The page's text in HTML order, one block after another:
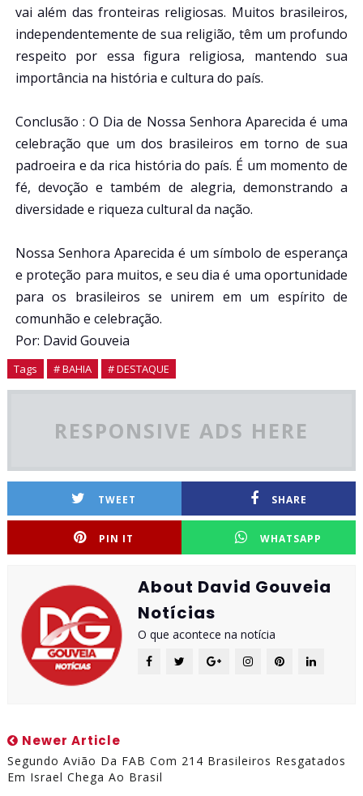
vai além das fronteiras religiosas. Muitos brasileiros,
independentemente de sua religião, têm um profundo
respeito por essa figura religiosa, mantendo sua
importância na história e cultura do país.
Conclusão : O Dia de Nossa Senhora Aparecida é uma
celebração que um dos brasileiros em torno de sua
padroeira e da rica história do país. É um momento de
fé, devoção e também de alegria, demonstrando a
diversidade e riqueza cultural da nação.
Nossa Senhora Aparecida é um símbolo de esperança
e proteção para muitos, e seu dia é uma oportunidade
para os brasileiros se unirem em um espírito de
comunhão e celebração.
Por: David Gouveia
Tags # BAHIA # DESTAQUE
RESPONSIVE ADS HERE
TWEET SHARE
PIN IT WHATSAPP
About David Gouveia
Notícias
O que acontece na notícia
Newer Article
Segundo Avião Da FAB Com 214 Brasileiros Resgatados
Em Israel Chega Ao Brasil